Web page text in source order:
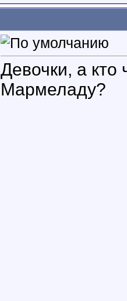
Девочки, а кто
Мармеладу?